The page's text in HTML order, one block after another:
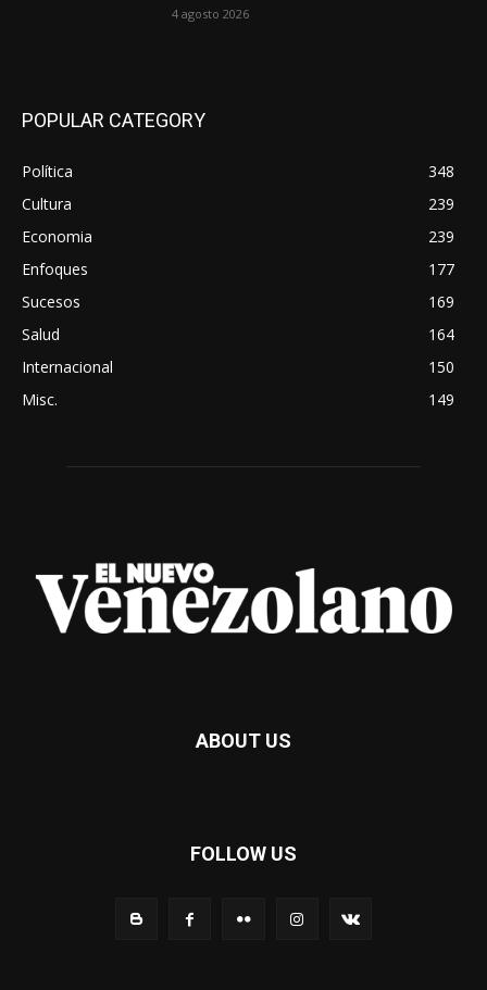
4 agosto 2026
POPULAR CATEGORY
Política
348
Cultura
239
Economia
239
Enfoques
177
Sucesos
169
Salud
164
Internacional
150
Misc.
149
ABOUT US
FOLLOW US